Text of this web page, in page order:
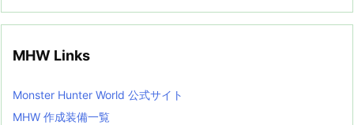
MHW Links
Monster Hunter World 公式サイト
MHW 作成装備一覧